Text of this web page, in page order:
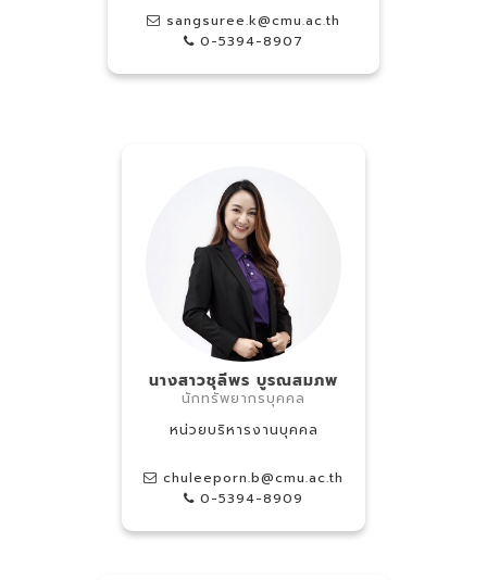
sangsuree.k@cmu.ac.th
0-5394-8907
นางสาวชุลีพร บูรณสมภพ
นักทรัพยากรบุคคล
หน่วยบริหารงานบุคคล
chuleeporn.b@cmu.ac.th
0-5394-8909